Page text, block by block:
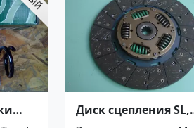
Диск сцепления SL,
Mazda Titan,